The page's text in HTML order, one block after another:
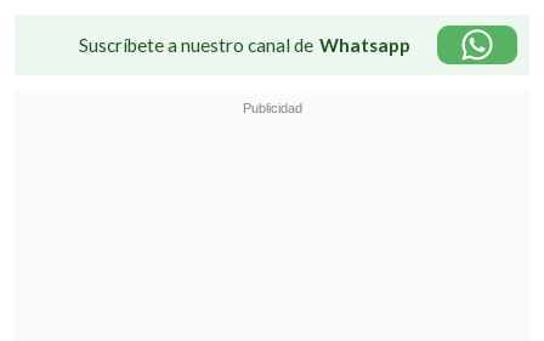
Suscríbete a nuestro canal de Whatsapp